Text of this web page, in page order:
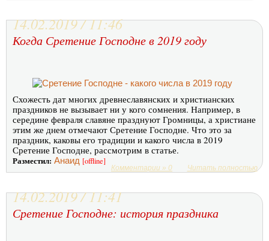
14.02.2019 / 11:46
Когда Сретение Господне в 2019 году
Схожесть дат многих древнеславянских и христианских
праздников не вызывает ни у кого сомнения. Например, в
середине февраля славяне празднуют Громницы, а христиане
этим же днем отмечают Сретение Господне. Что это за
праздник, каковы его традиции и какого числа в 2019
Сретение Господне, рассмотрим в статье.
Разместил: Анаид [offline]
Комментарии » 0 Читать полностью
14.02.2019 / 11:41
Сретение Господне: история праздника